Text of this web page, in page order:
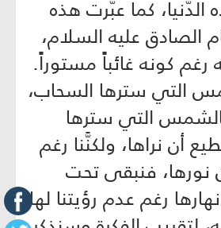
كما عبَّرت هذه
الصادق عليه السلام،
رغم كونه غائباً مستوراً.
التي سترها السحاب،
التي سترها
أن نراها، ولكنَّنا رغم
نورها، فنبقى تحت
رغم عدم رؤيتنا لها.